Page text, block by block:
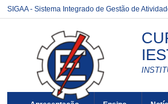
SIGAA - Sistema Integrado de Gestão de